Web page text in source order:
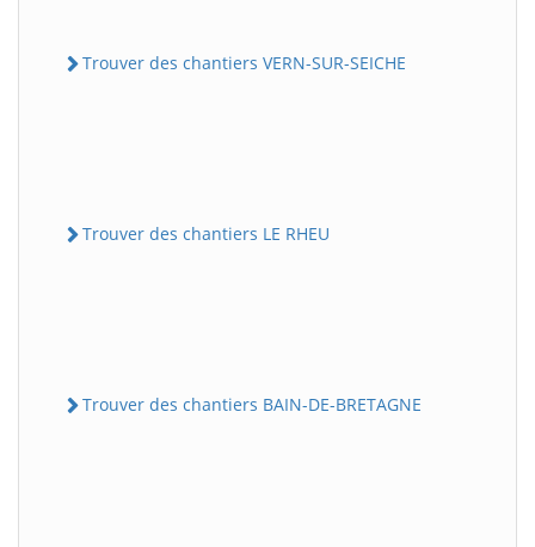
Trouver des chantiers VERN-SUR-SEICHE
Trouver des chantiers LE RHEU
Trouver des chantiers BAIN-DE-BRETAGNE